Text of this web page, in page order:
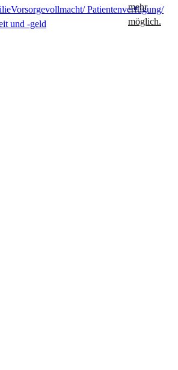
Vorsorgevollmacht/ Patientenverfügung/
und -geld